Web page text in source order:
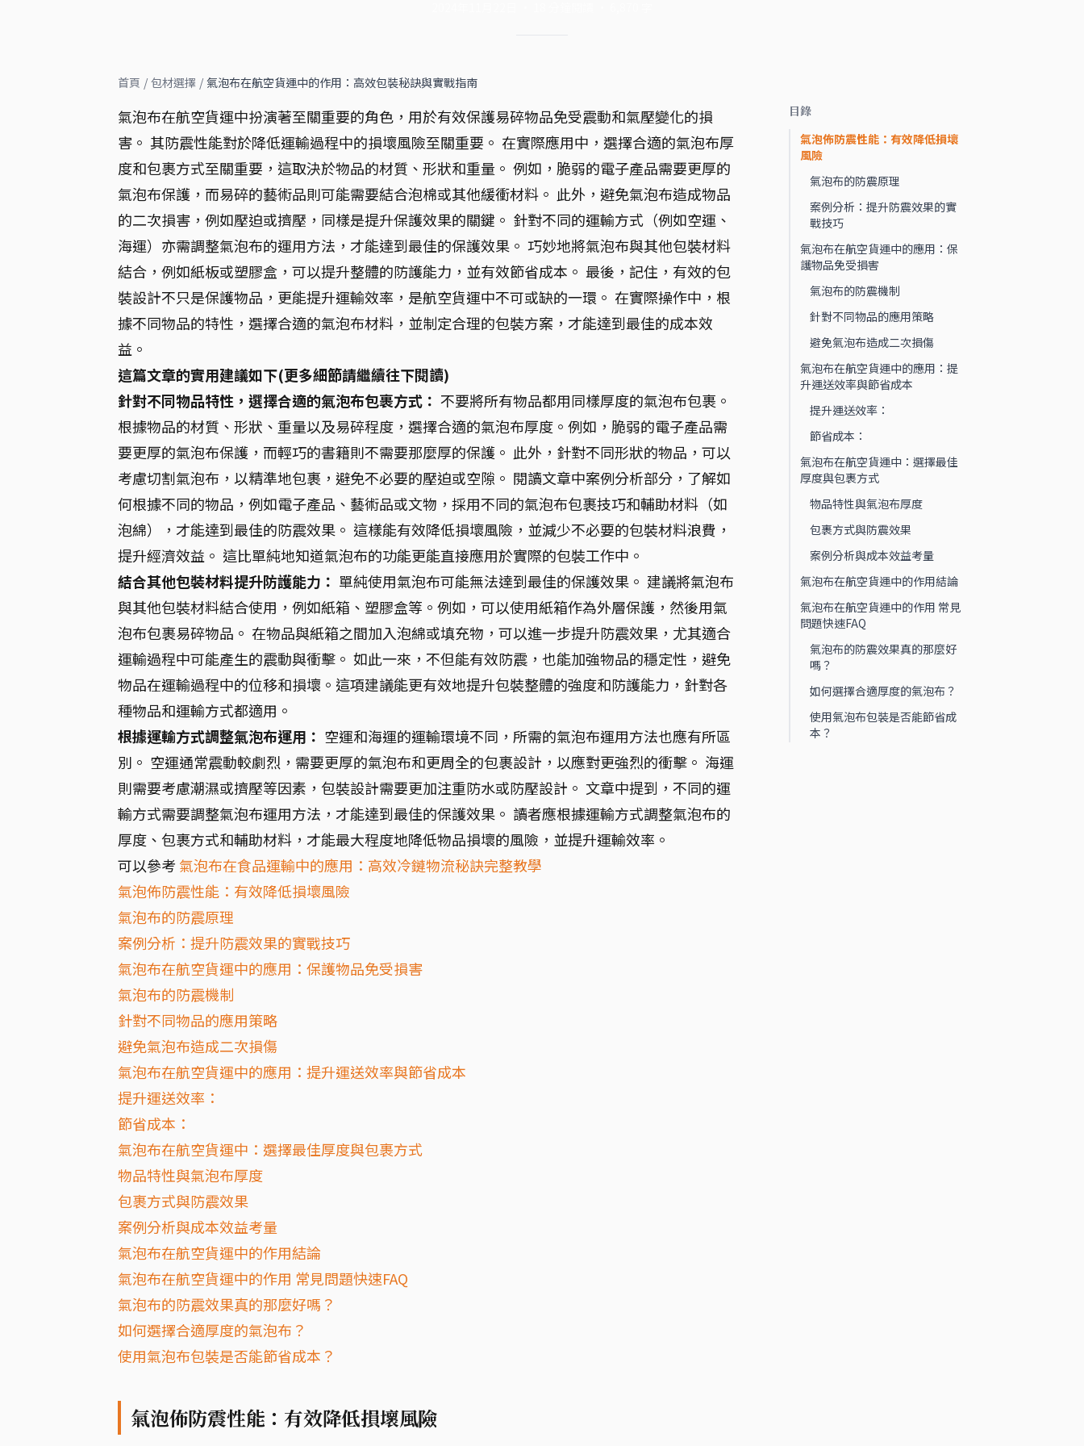
首頁 / 包材選擇 / 氣泡布在航空貨運中的作用：高效包裝秘訣與實戰指南
氣泡布在航空貨運中扮演著至關重要的角色，用於有效保護易碎物品免受震動和氣壓變化的損
害。 其防震性能對於降低運輸過程中的損壞風險至關重要。 在實際應用中，選擇合適的氣泡布厚
度和包裹方式至關重要，這取決於物品的材質、形狀和重量。 例如，脆弱的電子產品需要更厚的
氣泡布保護，而易碎的藝術品則可能需要結合泡棉或其他緩衝材料。 此外，避免氣泡布造成物品
的二次損害，例如壓迫或擠壓，同樣是提升保護效果的關鍵。 針對不同的運輸方式（例如空運、
海運）亦需調整氣泡布的運用方法，才能達到最佳的保護效果。 巧妙地將氣泡布與其他包裝材料
結合，例如紙板或塑膠盒，可以提升整體的防護能力，並有效節省成本。 最後，記住，有效的包
裝設計不只是保護物品，更能提升運輸效率，是航空貨運中不可或缺的一環。 在實際操作中，根
據不同物品的特性，選擇合適的氣泡布材料，並制定合理的包裝方案，才能達到最佳的成本效
益。
這篇文章的實用建議如下(更多細節請繼續往下閱讀)
針對不同物品特性，選擇合適的氣泡布包裹方式： 不要將所有物品都用同樣厚度的氣泡布包裹。
根據物品的材質、形狀、重量以及易碎程度，選擇合適的氣泡布厚度。例如，脆弱的電子產品需
要更厚的氣泡布保護，而輕巧的書籍則不需要那麼厚的保護。 此外，針對不同形狀的物品，可以
考慮切割氣泡布，以精準地包裹，避免不必要的壓迫或空隙。 閱讀文章中案例分析部分，了解如
何根據不同的物品，例如電子產品、藝術品或文物，採用不同的氣泡布包裹技巧和輔助材料（如
泡綿），才能達到最佳的防震效果。 這樣能有效降低損壞風險，並減少不必要的包裝材料浪費，
提升經濟效益。 這比單純地知道氣泡布的功能更能直接應用於實際的包裝工作中。
結合其他包裝材料提升防護能力： 單純使用氣泡布可能無法達到最佳的保護效果。 建議將氣泡布
與其他包裝材料結合使用，例如紙箱、塑膠盒等。例如，可以使用紙箱作為外層保護，然後用氣
泡布包裹易碎物品。 在物品與紙箱之間加入泡綿或填充物，可以進一步提升防震效果，尤其適合
運輸過程中可能產生的震動與衝擊。 如此一來，不但能有效防震，也能加強物品的穩定性，避免
物品在運輸過程中的位移和損壞。這項建議能更有效地提升包裝整體的強度和防護能力，針對各
種物品和運輸方式都適用。
根據運輸方式調整氣泡布運用： 空運和海運的運輸環境不同，所需的氣泡布運用方法也應有所區
別。 空運通常震動較劇烈，需要更厚的氣泡布和更周全的包裹設計，以應對更強烈的衝擊。 海運
則需要考慮潮濕或擠壓等因素，包裝設計需要更加注重防水或防壓設計。 文章中提到，不同的運
輸方式需要調整氣泡布運用方法，才能達到最佳的保護效果。 讀者應根據運輸方式調整氣泡布的
厚度、包裹方式和輔助材料，才能最大程度地降低物品損壞的風險，並提升運輸效率。
可以參考 氣泡布在食品運輸中的應用：高效冷鏈物流秘訣完整教學
氣泡佈防震性能：有效降低損壞風險
氣泡布的防震原理
案例分析：提升防震效果的實戰技巧
氣泡布在航空貨運中的應用：保護物品免受損害
氣泡布的防震機制
針對不同物品的應用策略
避免氣泡布造成二次損傷
氣泡布在航空貨運中的應用：提升運送效率與節省成本
提升運送效率：
節省成本：
氣泡布在航空貨運中：選擇最佳厚度與包裹方式
物品特性與氣泡布厚度
包裹方式與防震效果
案例分析與成本效益考量
氣泡布在航空貨運中的作用結論
氣泡布在航空貨運中的作用 常見問題快速FAQ
氣泡布的防震效果真的那麼好嗎？
如何選擇合適厚度的氣泡布？
使用氣泡布包裝是否能節省成本？
氣泡佈防震性能：有效降低損壞風險
目錄
氣泡佈防震性能：有效降低損壞
風險
氣泡布的防震原理
案例分析：提升防震效果的實
戰技巧
氣泡布在航空貨運中的應用：保
護物品免受損害
氣泡布的防震機制
針對不同物品的應用策略
避免氣泡布造成二次損傷
氣泡布在航空貨運中的應用：提
升運送效率與節省成本
提升運送效率：
節省成本：
氣泡布在航空貨運中：選擇最佳
厚度與包裹方式
物品特性與氣泡布厚度
包裹方式與防震效果
案例分析與成本效益考量
氣泡布在航空貨運中的作用結論
氣泡布在航空貨運中的作用 常見
問題快速FAQ
氣泡布的防震效果真的那麼好
嗎？
如何選擇合適厚度的氣泡布？
使用氣泡布包裝是否能節省成
本？